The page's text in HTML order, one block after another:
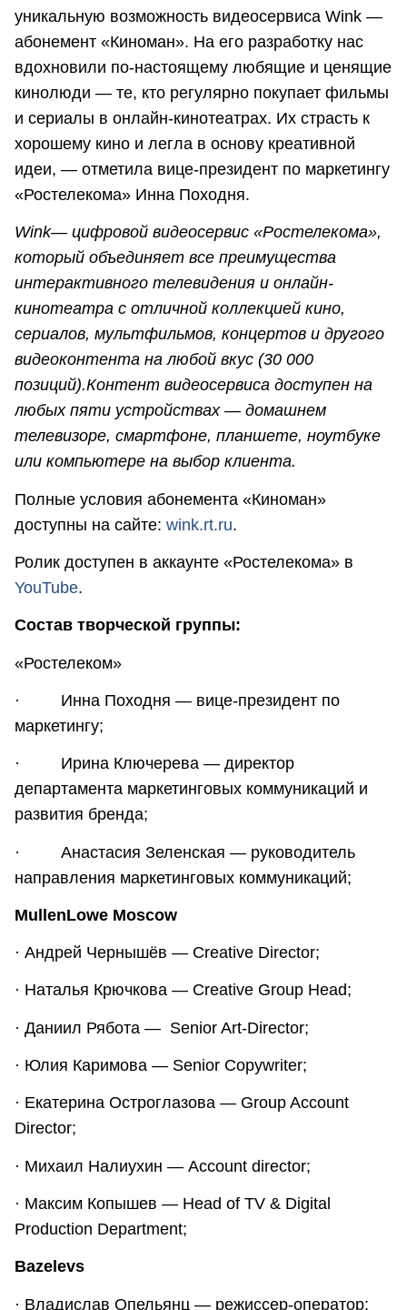
уникальную возможность видеосервиса Wink —
абонемент «Киноман». На его разработку нас
вдохновили по-настоящему любящие и ценящие
кинолюди — те, кто регулярно покупает фильмы
и сериалы в онлайн-кинотеатрах. Их страсть к
хорошему кино и легла в основу креативной
идеи, — отметила вице-президент по маркетингу
«Ростелекома» Инна Походня.
Wink— цифровой видеосервис «Ростелекома»,
который объединяет все преимущества
интерактивного телевидения и онлайн-
кинотеатра с отличной коллекцией кино,
сериалов, мультфильмов, концертов и другого
видеоконтента на любой вкус (30 000
позиций).Контент видеосервиса доступен на
любых пяти устройствах — домашнем
телевизоре, смартфоне, планшете, ноутбуке
или компьютере на выбор клиента.
Полные условия абонемента «Киноман»
доступны на сайте: wink.rt.ru.
Ролик доступен в аккаунте «Ростелекома» в
YouTube.
Состав творческой группы:
«Ростелеком»
· Инна Походня — вице-президент по
маркетингу;
· Ирина Ключерева — директор
департамента маркетинговых коммуникаций и
развития бренда;
· Анастасия Зеленская — руководитель
направления маркетинговых коммуникаций;
MullenLowe Moscow
· Андрей Чернышёв — Creative Director;
· Наталья Крючкова — Creative Group Head;
· Даниил Рябота — Senior Art-Director;
· Юлия Каримова — Senior Copywriter;
· Екатерина Остроглазова — Group Account
Director;
· Михаил Налиухин — Account director;
· Максим Копышев — Head of TV & Digital
Production Department;
Bazelevs
· Владислав Опельянц — режиссер-оператор;